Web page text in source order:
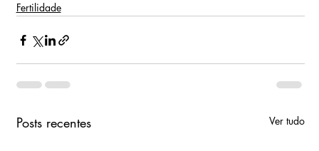
Fertilidade
Posts recentes Ver tudo